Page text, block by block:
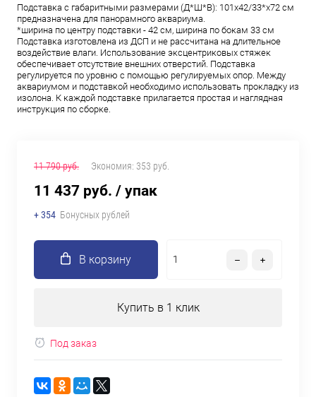
Подставка с габаритными размерами (Д*Ш*В): 101х42/33*х72 см
предназначена для панорамного аквариума.
*ширина по центру подставки - 42 см, ширина по бокам 33 см
Подставка изготовлена из ДСП и не рассчитана на длительное
воздействие влаги. Использование эксцентриковых стяжек
обеспечивает отсутствие внешних отверстий. Подставка
регулируется по уровню с помощью регулируемых опор. Между
аквариумом и подставкой необходимо использовать прокладку из
изолона. К каждой подставке прилагается простая и наглядная
инструкция по сборке.
11 790 руб. Экономия: 353 руб.
11 437 руб. / упак
+ 354 Бонусных рублей
В корзину
Купить в 1 клик
Под заказ